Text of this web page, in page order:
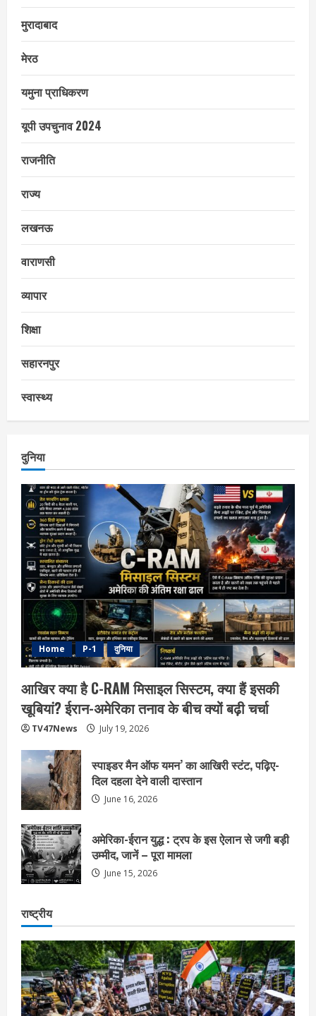
मुरादाबाद
मेरठ
यमुना प्राधिकरण
यूपी उपचुनाव 2024
राजनीति
राज्य
लखनऊ
वाराणसी
व्यापार
शिक्षा
सहारनपुर
स्वास्थ्य
दुनिया
Home P-1 दुनिया
आखिर क्या है C-RAM मिसाइल सिस्टम, क्या हैं इसकी
खूबियां? ईरान-अमेरिका तनाव के बीच क्यों बढ़ी चर्चा
TV47News July 19, 2026
स्पाइडर मैन ऑफ यमन’ का आखिरी स्टंट, पढ़िए-
दिल दहला देने वाली दास्तान
June 16, 2026
अमेरिका-ईरान युद्ध : ट्रप के इस ऐलान से जगी बड़ी
उम्मीद, जानें – पूरा मामला
June 15, 2026
राष्ट्रीय